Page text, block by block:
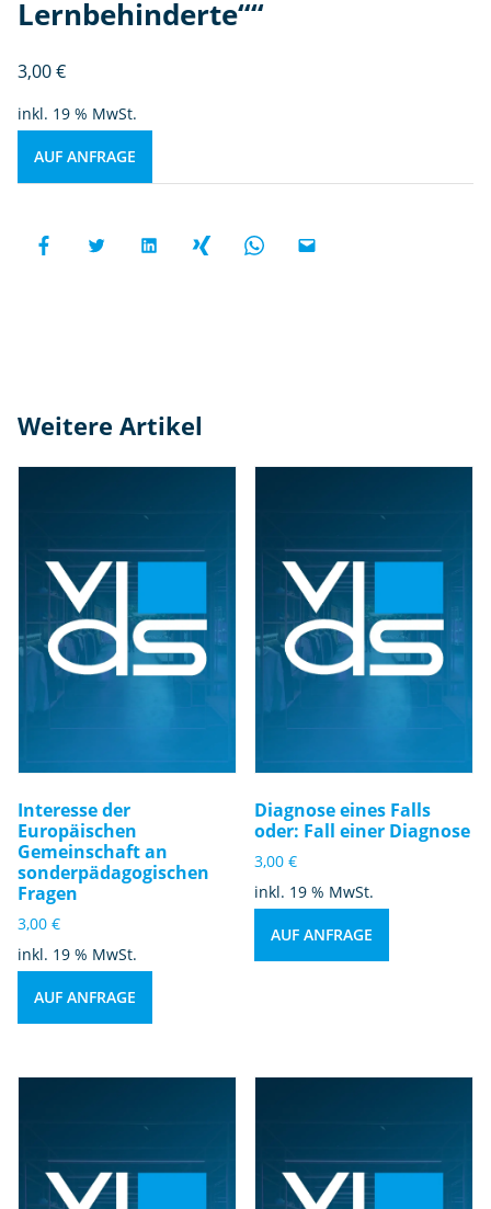
Lernbehinderte““
3,00€
inkl. 19 % MwSt.
AUF ANFRAGE
Weitere Artikel
Interesse der
Europäischen
Gemeinschaft an
sonderpädagogischen
Fragen
3,00 €
inkl. 19 % MwSt.
AUF ANFRAGE
Diagnose eines Falls
oder: Fall einer Diagnose
3,00€
inkl. 19 % MwSt.
AUF ANFRAGE